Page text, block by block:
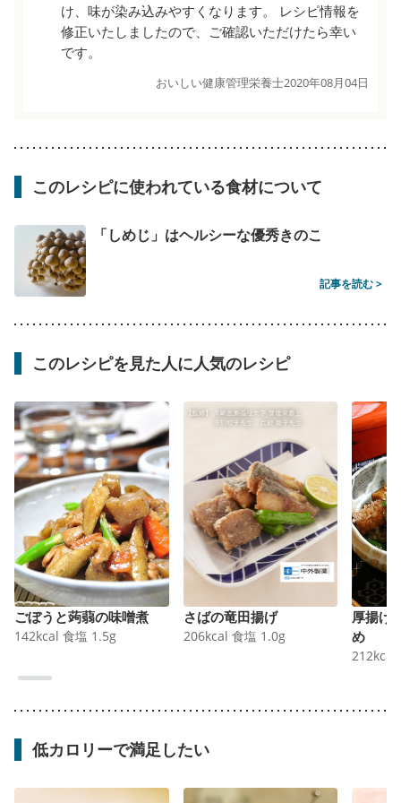
け、味が染み込みやすくなります。 レシピ情報を
修正いたしましたので、ご確認いただけたら幸い
です。
おいしい健康管理栄養士2020年08月04日
このレシピに使われている食材について
「しめじ」はヘルシーな優秀きのこ
記事を読む >
このレシピを見た人に人気のレシピ
ごぼうと蒟蒻の味噌煮
142kcal 食塩 1.5g
さばの竜田揚げ
206kcal 食塩 1.0g
厚揚げ
め
212kcal
低カロリーで満足したい